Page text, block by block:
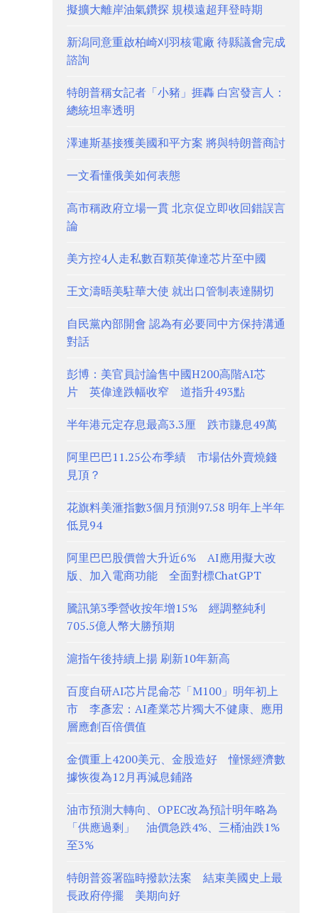
擬擴大離岸油氣鑽探 規模遠超拜登時期
新潟同意重啟柏崎刈羽核電廠 待縣議會完成
諮詢
特朗普稱女記者「小豬」捱轟 白宮發言人：
總統坦率透明
澤連斯基接獲美國和平方案 將與特朗普商討
一文看懂俄美如何表態
高市稱政府立場一貫 北京促立即收回錯誤言
論
美方控4人走私數百顆英偉達芯片至中國
王文濤晤美駐華大使 就出口管制表達關切
自民黨內部開會 認為有必要同中方保持溝通
對話
彭博：美官員討論售中國H200高階AI芯
片 英偉達跌幅收窄 道指升493點
半年港元定存息最高3.3厘 跌市賺息49萬
阿里巴巴11.25公布季績 市場估外賣燒錢
見頂？
花旗料美滙指數3個月預測97.58 明年上半年
低見94
阿里巴巴股價曾大升近6% AI應用擬大改
版、加入電商功能 全面對標ChatGPT
騰訊第3季營收按年增15% 經調整純利
705.5億人幣大勝預期
滬指午後持續上揚 刷新10年新高
百度自研AI芯片昆侖芯「M100」明年初上
市 李彥宏：AI產業芯片獨大不健康、應用
層應創百倍價值
金價重上4200美元、金股造好 憧憬經濟數
據恢復為12月再減息鋪路
油市預測大轉向、OPEC改為預計明年略為
「供應過剩」 油價急跌4%、三桶油跌1%
至3%
特朗普簽署臨時撥款法案 結束美國史上最
長政府停擺 美期向好